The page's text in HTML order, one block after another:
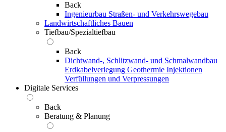
Back
Ingenieurbau Straßen- und Verkehrswegebau
Landwirtschaftliches Bauen
Tiefbau/Spezialtiefbau
Back
Dichtwand-, Schlitzwand- und Schmalwandbau
Erdkabelverlegung Geothermie Injektionen
Verfüllungen und Verpressungen
Digitale Services
Back
Beratung & Planung